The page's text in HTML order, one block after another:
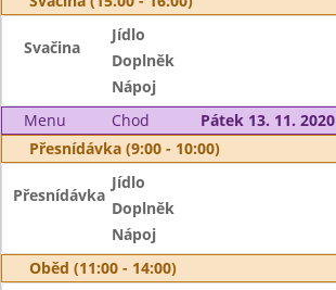
Svačina
Jídlo
Doplněk
Nápoj
Menu
Chod
Pátek 13. 11. 2020
Přesnídávka (9:00 - 10:00)
Přesnídávka
Jídlo
Doplněk
Nápoj
Oběd (11:00 - 14:00)